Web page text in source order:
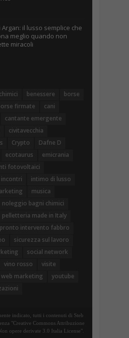
Argan: il lusso semplice che
meglio quando non
miracoli
benessere
borse
firmate
cani
cantante emergente
civitavecchia
Crypto
Dafne D
ecotaurus
emicrania
fotovoltaici
incontri
intimo di lusso
musica
noleggio bagni chimici
pelletteria made in Italy
pronto intervento fabbro
sicurezza sul lavoro
social network
vino rosso
visite
web marketing
youtube
indicato, tutti i contenuti di Steb
"Creative Commons Attribuzione
opere derivate 3.0 Italia License".